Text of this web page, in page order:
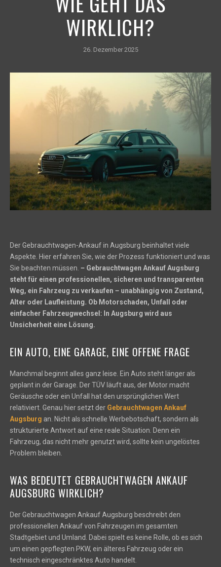
WIRKLICH?
26. Dezember 2025
Der Gebrauchtwagen-Ankauf in Augsburg beinhaltet viele
Aspekte. Hier erfahren Sie, wie der Prozess funktioniert und was
Sie beachten müssen. – Gebrauchtwagen Ankauf Augsburg
steht für einen professionellen, sicheren und transparenten
Weg, ein Fahrzeug zu verkaufen – unabhängig von Zustand,
Alter oder Laufleistung. Ob Motorschaden, Unfall oder
einfacher Fahrzeugwechsel: In Augsburg wird aus
Unsicherheit eine Lösung.
EIN AUTO, EINE GARAGE, EINE OFFENE FRAGE
Manchmal beginnt alles ganz leise. Ein Auto steht länger als
geplant in der Garage. Der TÜV läuft aus, der Motor macht
Geräusche oder ein Unfall hat den ursprünglichen Wert
relativiert. Genau hier setzt der Gebrauchtwagen Ankauf
Augsburg an. Nicht als schnelle Werbebotschaft, sondern als
strukturierte Antwort auf eine reale Situation. Denn ein
Fahrzeug, das nicht mehr genutzt wird, sollte kein ungelöstes
Problem bleiben.
WAS BEDEUTET GEBRAUCHTWAGEN ANKAUF
AUGSBURG WIRKLICH?
Der Gebrauchtwagen Ankauf Augsburg beschreibt den
professionellen Ankauf von Fahrzeugen im gesamten
Stadtgebiet und Umland. Dabei spielt es keine Rolle, ob es sich
um einen gepflegten PKW, ein älteres Fahrzeug oder ein
technisch eingeschränktes Auto handelt.